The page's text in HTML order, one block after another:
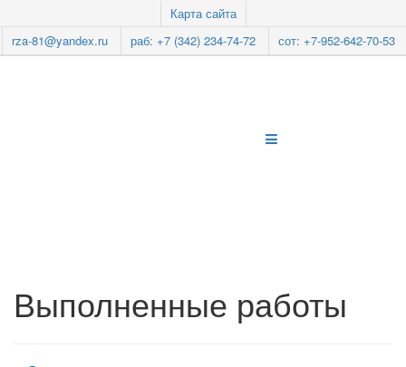
Карта сайта
rza-81@yandex.ru
раб: +7 (342) 234-74-72 сот: +7-952-642-70-53
Выполненные работы